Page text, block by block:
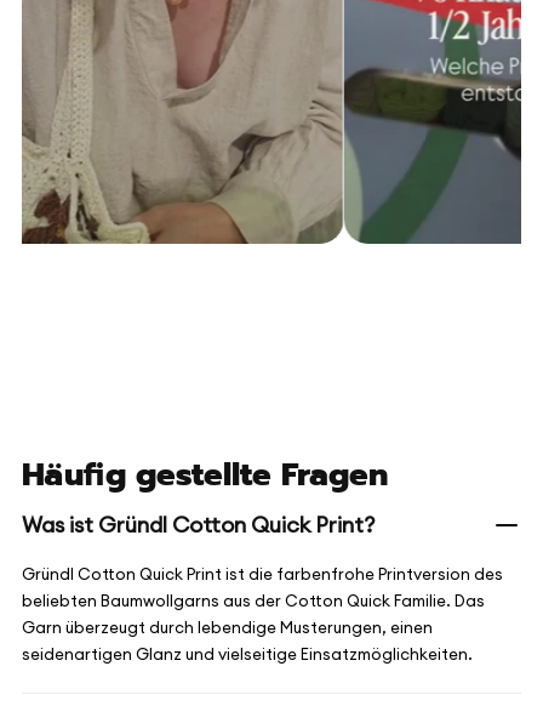
Häufig gestellte Fragen
Was ist Gründl Cotton Quick Print?
Gründl Cotton Quick Print ist die farbenfrohe Printversion des
beliebten Baumwollgarns aus der Cotton Quick Familie. Das
Garn überzeugt durch lebendige Musterungen, einen
seidenartigen Glanz und vielseitige Einsatzmöglichkeiten.